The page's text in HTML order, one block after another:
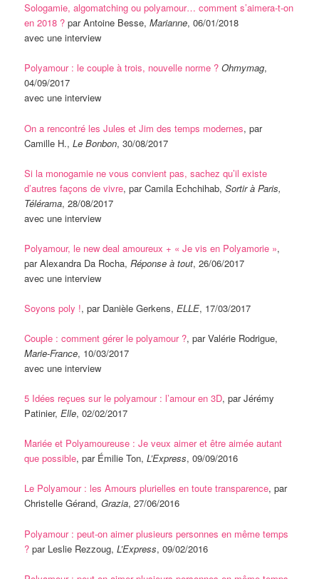
Sologamie, algomatching ou polyamour… comment s’aimera-t-on
en 2018 ? par Antoine Besse,Marianne, 06/01/2018
avec une interview
Polyamour : le couple à trois, nouvelle norme ?Ohmymag,
04/09/2017
avec une interview
On a rencontré les Jules et Jim des temps modernes, par
Camille H.,Le Bonbon, 30/08/2017
Si la monogamie ne vous convient pas, sachez qu’il existe
d’autres façons de vivre, par Camila Echchihab,Sortir à Paris,
Télérama, 28/08/2017
avec une interview
Polyamour, le new deal amoureux + « Je vis en Polyamorie »,
par Alexandra Da Rocha,Réponse à tout, 26/06/2017
avec une interview
Soyons poly !, par Danièle Gerkens,ELLE, 17/03/2017
Couple : comment gérer le polyamour ?, par Valérie Rodrigue,
Marie-France, 10/03/2017
avec une interview
5 Idées reçues sur le polyamour : l’amour en 3D, par Jérémy
Patinier,Elle, 02/02/2017
Mariée et Polyamoureuse : Je veux aimer et être aimée autant
que possible, par Émilie Ton,L’Express, 09/09/2016
Le Polyamour : les Amours plurielles en toute transparence, par
Christelle Gérand,Grazia, 27/06/2016
Polyamour : peut-on aimer plusieurs personnes en même temps
? par Leslie Rezzoug,L’Express, 09/02/2016